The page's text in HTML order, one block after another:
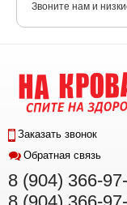
Звоните нам и
Заказать звонок
Обратная связь
8 (904) 366-